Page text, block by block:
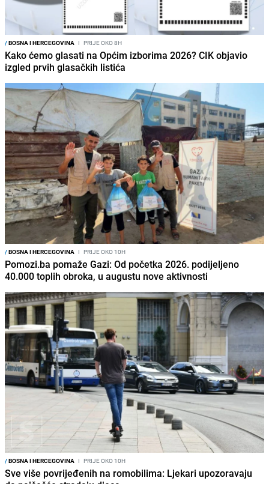
/BOSNA I HERCEGOVINA I PRIJE OKO 8H
Kako ćemo glasati na Općim izborima 2026? CIK objavio
izgled prvih glasačkih listića
/BOSNA I HERCEGOVINA I PRIJE OKO 10H
Pomozi.ba pomaže Gazi: Od početka 2026. podijeljeno
40.000 toplih obroka, u augustu nove aktivnosti
/BOSNA I HERCEGOVINA I PRIJE OKO 10H
Sve više povrijeđenih na romobilima: Ljekari upozoravaju